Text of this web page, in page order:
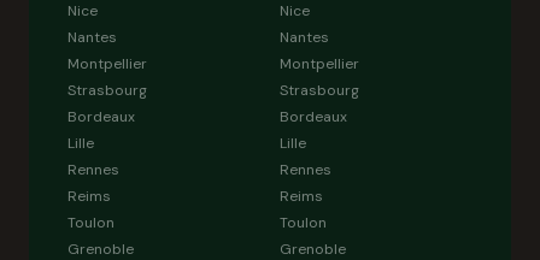
Nice
Nantes
Montpellier
Strasbourg
Bordeaux
Lille
Rennes
Reims
Toulon
Grenoble
Nice
Nantes
Montpellier
Strasbourg
Bordeaux
Lille
Rennes
Reims
Toulon
Grenoble